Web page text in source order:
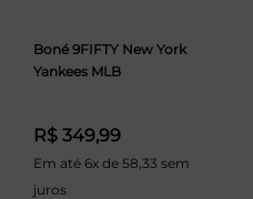
Boné 9FIFTY New York
Yankees MLB
R$ 349,99
Em até 6x de 58,33 sem
juros